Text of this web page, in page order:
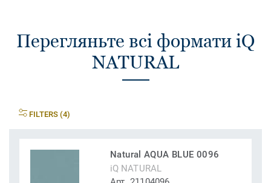
Перегляньте всі формати iQ
NATURAL
FILTERS (4)
Natural AQUA BLUE 0096
iQ NATURAL